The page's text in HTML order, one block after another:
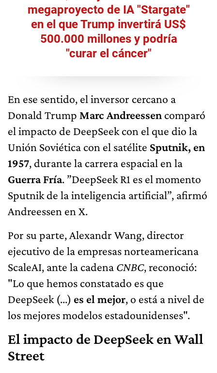
megaproyecto de IA "Stargate"
en el que Trump invertirá US$
500.000 millones y podría
"curar el cáncer"
En ese sentido, el inversor cercano a
Donald Trump Marc Andreessen comparó
el impacto de DeepSeek con el que dio la
Unión Soviética con el satélite Sputnik, en
1957, durante la carrera espacial en la
Guerra Fría. ”DeepSeek R1 es el momento
Sputnik de la inteligencia artificial”, afirmó
Andreessen en X.
Por su parte, Alexandr Wang, director
ejecutivo de la empresas norteamericana
ScaleAI, ante la cadena CNBC, reconoció:
"Lo que hemos constatado es que
DeepSeek (...) es el mejor, o está a nivel de
los mejores modelos estadounidenses".
El impacto de DeepSeek en Wall
Street